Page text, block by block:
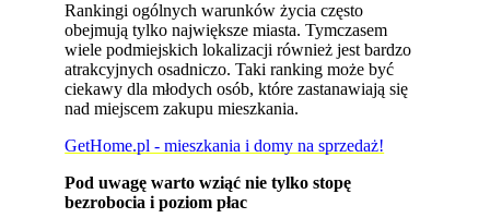
Rankingi ogólnych warunków życia często
obejmują tylko największe miasta. Tymczasem
wiele podmiejskich lokalizacji również jest bardzo
atrakcyjnych osadniczo. Taki ranking może być
ciekawy dla młodych osób, które zastanawiają się
nad miejscem zakupu mieszkania.
GetHome.pl - mieszkania i domy na sprzedaż!
Pod uwagę warto wziąć nie tylko stopę
bezrobocia i poziom płac